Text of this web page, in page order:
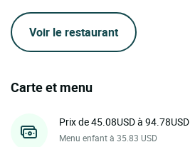
Voir le restaurant
Carte et menu
Prix de 45.08USD à 94.78USD
Menu enfant à 35.83 USD